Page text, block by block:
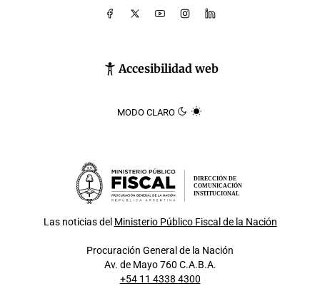
Accesibilidad web
MODO CLARO
DIRECCIÓN DE
COMUNICACIÓN
INSTITUCIONAL
Las noticias del Ministerio Público Fiscal de la Nación
Procuración General de la Nación
Av. de Mayo 760 C.A.B.A.
+54 11 4338 4300